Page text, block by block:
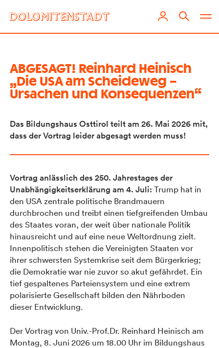
ABGESAGT! Reinhard Heinisch
„Die USA am Scheideweg –
Ursachen und Konsequenzen“
Das Bildungshaus Osttirol teilt am 26. Mai 2026 mit,
dass der Vortrag leider abgesagt werden muss!
Vortrag anlässlich des 250. Jahrestages der
Unabhängigkeitserklärung am 4. Juli: Trump hat in
den USA zentrale politische Brandmauern
durchbrochen und treibt einen tiefgreifenden Umbau
des Staates voran, der weit über nationale Politik
hinausreicht und auf eine neue Weltordnung zielt.
Innenpolitisch stehen die Vereinigten Staaten vor
ihrer schwersten Systemkrise seit dem Bürgerkrieg;
die Demokratie war nie zuvor so akut gefährdet. Ein
tief gespaltenes Parteiensystem und eine extrem
polarisierte Gesellschaft bilden den Nährboden
dieser Entwicklung.
Der Vortrag von Univ.-Prof.Dr. Reinhard Heinisch am
Montag, 8. Juni 2026 um 18.00 Uhr im Bildungshaus